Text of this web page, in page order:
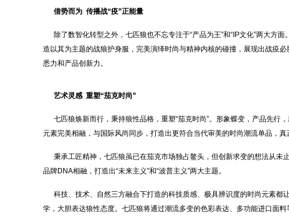
借势而为 传播战“疫”正能量
除了数智化转型之外，七匹狼也不忘专注于“产品为王”和“IP文化”两大方面
造以其为主题的战狼护身服，完美演绎时尚与精神内核的碰撞，展现出战疫
悉力和产品创新力。
艺术灵感 重塑“茄克时尚”
七匹狼焕新而行，秉持狼性品格，重塑“茄克时尚”。形象蝶变，产品先行
元素完美相融，与国际风尚同步，打造出更符合当代审美的时尚潮流单品，真
秉承工匠精神，七匹狼虽已在茄克市场独占鳌头，但创新求变的想法从未
品牌DNA相融，打造出“未来主义”和“波普主义”两大主题。
科技、技术、自然三方融合下打造的科技质感、极具辨识度的时尚元素都
学，大胆表达狼性态度。七匹狼将通过潮流多变的色彩表达、多功能进口面